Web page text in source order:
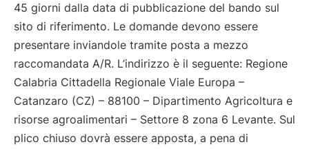
45 giorni dalla data di pubblicazione del bando sul
sito di riferimento. Le domande devono essere
presentare inviandole tramite posta a mezzo
raccomandata A/R. L’indirizzo è il seguente: Regione
Calabria Cittadella Regionale Viale Europa –
Catanzaro (CZ) – 88100 – Dipartimento Agricoltura e
risorse agroalimentari – Settore 8 zona 6 Levante. Sul
plico chiuso dovrà essere apposta, a pena di